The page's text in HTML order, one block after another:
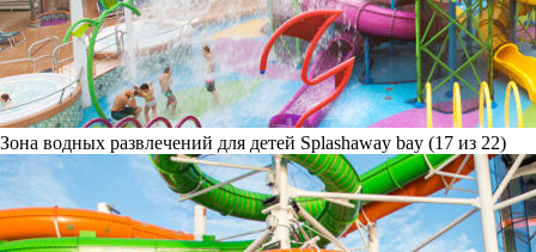
Зона водных развлечений для детей Splashaway bay (17 из 22)